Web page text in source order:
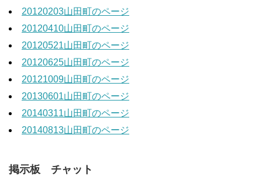
20120203山田町のページ
20120410山田町のページ
20120521山田町のページ
20120625山田町のページ
20121009山田町のページ
20130601山田町のページ
20140311山田町のページ
20140813山田町のページ
掲示板 チャット